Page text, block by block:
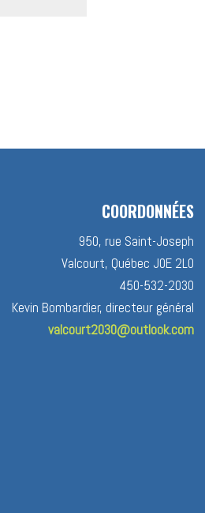
COORDONNÉES
950, rue Saint-Joseph
Valcourt, Québec J0E 2L0
450-532-2030
Kevin Bombardier, directeur général
valcourt2030@outlook.com